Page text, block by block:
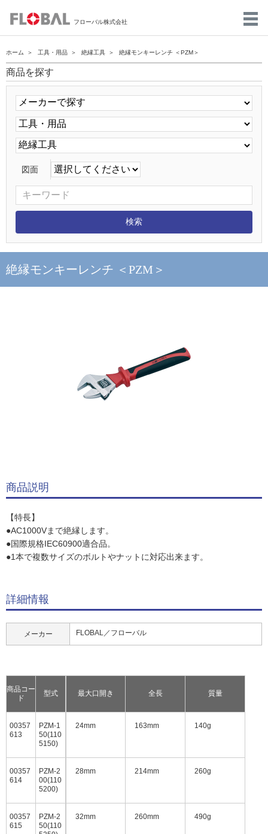
フローバル株式会社
ホーム 工具・用品 絶縁工具 絶縁モンキーレンチ ＜PZM＞
商品を探す
図面
絶縁モンキーレンチ ＜PZM＞
商品説明
【特長】
●AC1000Vまで絶縁します。
●国際規格IEC60900適合品。
●1本で複数サイズのボルトやナットに対応出来ます。
詳細情報
メーカー FLOBAL／フローバル
商品コー
ド
型式
00357
613
PZM-1
50(110
5150)
00357
614
PZM-2
00(110
5200)
00357
615
PZM-2
50(110
最大口開き 全長 質量
24mm 163mm 140g
28mm 214mm 260g
32mm 260mm 490g